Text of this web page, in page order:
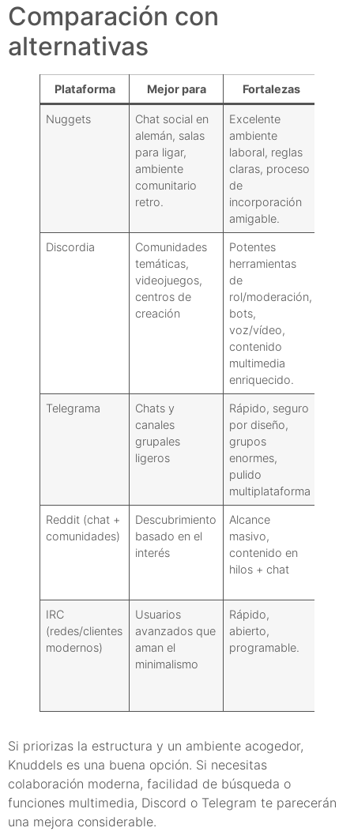
Comparación con
alternativas
Plataforma Mejor para Fortalezas
Nuggets
Chat social en
alemán, salas
para ligar,
ambiente
comunitario
retro.
Excelente
ambiente
laboral, reglas
claras, proceso
de
incorporación
amigable.
Discordia
Comunidades
temáticas,
videojuegos,
centros de
creación
Potentes
herramientas
de
rol/moderación,
bots,
voz/vídeo,
contenido
multimedia
enriquecido.
Telegrama
Chats y
canales
grupales
ligeros
Rápido, seguro
por diseño,
grupos
enormes,
pulido
multiplataforma
Reddit (chat +
comunidades)
Descubrimiento
basado en el
interés
Alcance
masivo,
contenido en
hilos + chat
IRC
(redes/clientes
modernos)
Usuarios
avanzados que
aman el
minimalismo
Rápido,
abierto,
programable.
Si priorizas la estructura y un ambiente acogedor,
Knuddels es una buena opción. Si necesitas
colaboración moderna, facilidad de búsqueda o
funciones multimedia, Discord o Telegram te parecerán
una mejora considerable.